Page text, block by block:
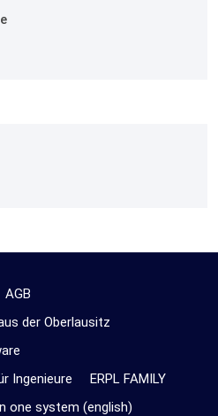
AGB
der Oberlausitz
Ingenieure
ERPL FAMILY
one system (english)